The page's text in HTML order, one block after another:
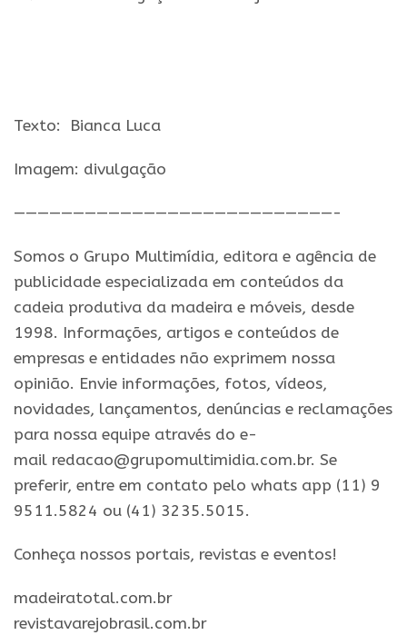
Texto: Bianca Luca
Imagem: divulgação
———————————————————————————-
Somos o Grupo Multimídia, editora e agência de
publicidade especializada em conteúdos da
cadeia produtiva da madeira e móveis, desde
1998. Informações, artigos e conteúdos de
empresas e entidades não exprimem nossa
opinião. Envie informações, fotos, vídeos,
novidades, lançamentos, denúncias e reclamações
para nossa equipe através do e-
mail redacao@grupomultimidia.com.br. Se
preferir, entre em contato pelo whats app (11) 9
9511.5824 ou (41) 3235.5015.
​Conheça nossos ​portais, revistas e eventos​!
madeiratotal.com.br
revistavarejobrasil.com.br